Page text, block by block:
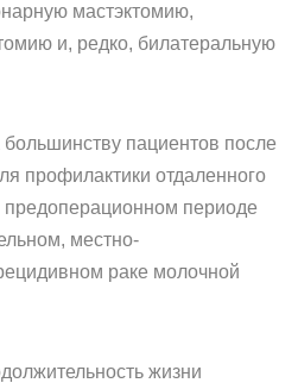
мастэктомию,
и, редко, билатеральную
пациентов после
профилактики отдаленного
предоперационном периоде
местно-
раке молочной
жизни